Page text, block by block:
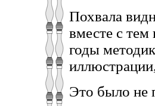
Похвала
вместе с тем
годы
Это было не